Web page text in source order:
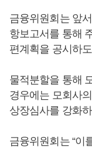
금융위원회는 앞
항보고서를 통해
편계획을 공시하
물적분할을 통해
경우에는 모회사
상장심사를 강화
금융위원회는 “이